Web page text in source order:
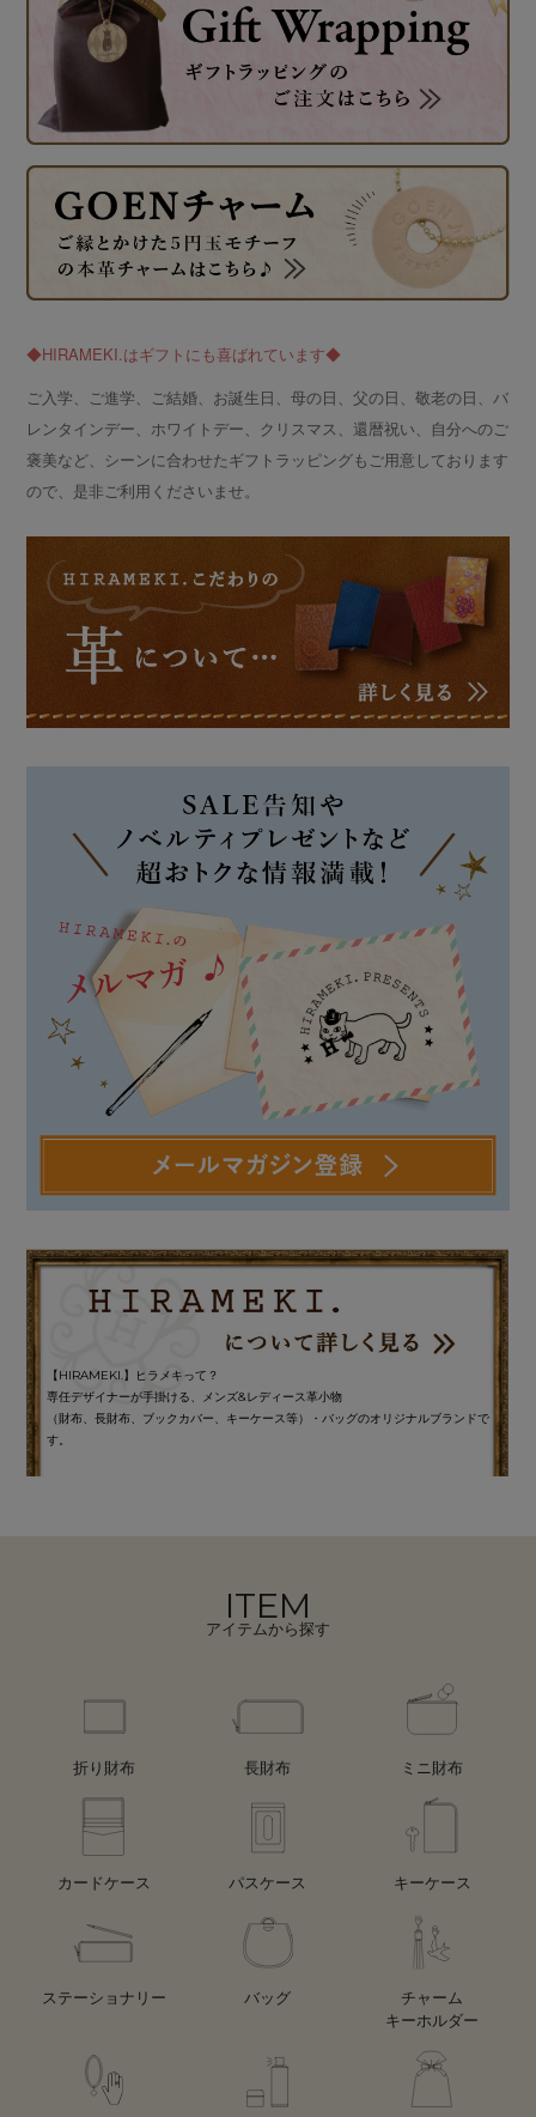
◆HIRAMEKI.はギフトにも喜ばれています◆
ご入学、ご進学、ご結婚、お誕生日、母の日、父の日、敬老の日、バ
レンタインデー、ホワイトデー、クリスマス、還暦祝い、自分へのご
褒美など、シーンに合わせたギフトラッピングもご用意しております
ので、是非ご利用くださいませ。
【HIRAMEKI.】ヒラメキって？
専任デザイナーが手掛ける、メンズ&レディース革小物
（財布、長財布、ブックカバー、キーケース等）・バッグのオリジナルブランドで
す。
ITEM
アイテムから探す
折り財布 長財布 ミニ財布
カードケース パスケース キーケース
ステーショナリー バッグ
チャーム
キーホルダー